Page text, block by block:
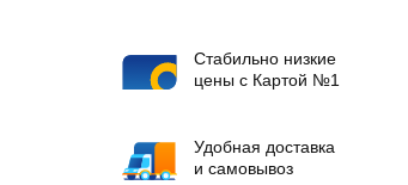
Стабильно низкие
цены с Картой №1
Удобная доставка
и самовывоз